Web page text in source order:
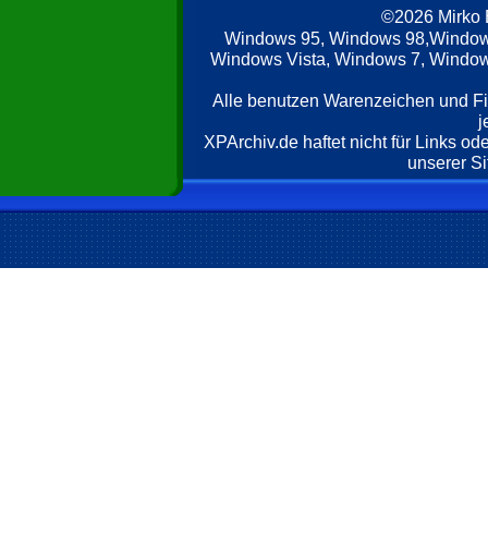
©2026 Mirko
Windows 95, Windows
Windows Vista, Windows 7,
Alle benutzen Warenzeichen und
XPArchiv.de haftet nicht für Links
unserer